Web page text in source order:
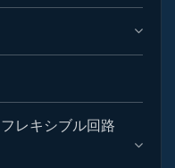
レキシブル回路